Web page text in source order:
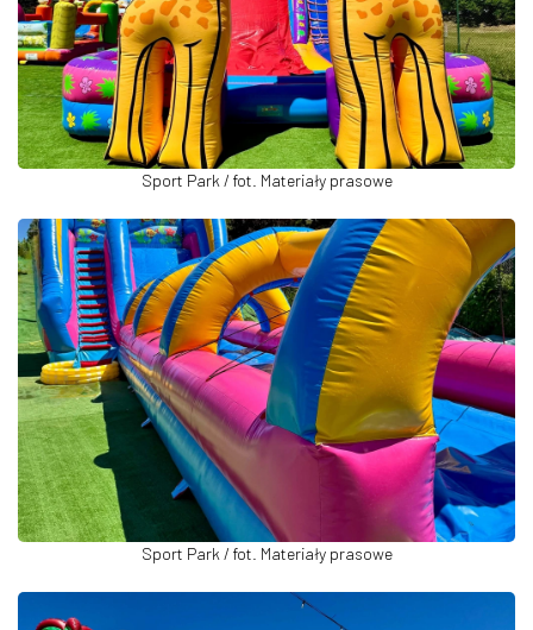
Sport Park / fot. Materiały prasowe
Sport Park / fot. Materiały prasowe